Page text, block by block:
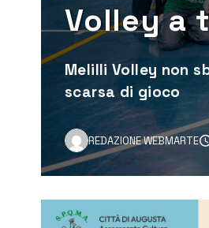
Volley a
Melilli Volley non
scarsa di gioco
REDAZIONE WEBMARTE